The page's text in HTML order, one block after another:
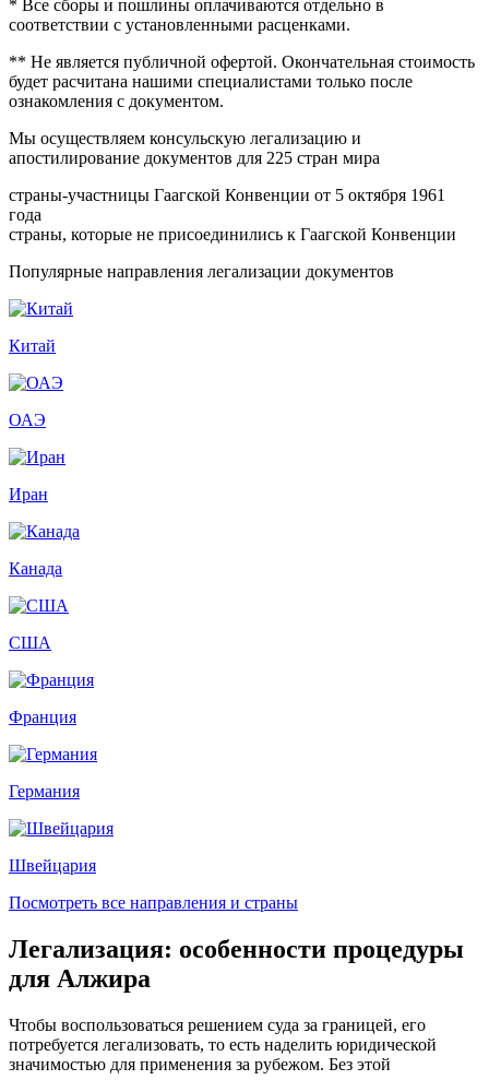
* Все сборы и пошлины оплачиваются отдельно в
соответствии с установленными расценками.
** Не является публичной офертой. Окончательная стоимость
будет расчитана нашими специалистами только после
ознакомления с документом.
Мы осуществляем консульскую легализацию и
апостилирование документов для 225 стран мира
страны-участницы Гаагской Конвенции от 5 октября 1961
года
страны, которые не присоединились к Гаагской Конвенции
Популярные направления легализации документов
Китай
ОАЭ
Иран
Канада
США
Франция
Германия
Швейцария
Посмотреть все направления и страны
Легализация: особенности процедуры
для Алжира
Чтобы воспользоваться решением суда за границей, его
потребуется легализовать, то есть наделить юридической
значимостью для применения за рубежом. Без этой